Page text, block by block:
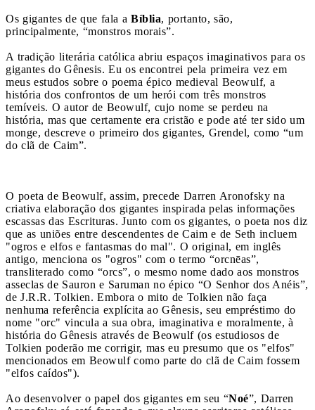
Os gigantes de que fala a Bíblia, portanto, são,
principalmente, “monstros morais”.
A tradição literária católica abriu espaços imaginativos para os
gigantes do Gênesis. Eu os encontrei pela primeira vez em
meus estudos sobre o poema épico medieval Beowulf, a
história dos confrontos de um herói com três monstros
temíveis. O autor de Beowulf, cujo nome se perdeu na
história, mas que certamente era cristão e pode até ter sido um
monge, descreve o primeiro dos gigantes, Grendel, como “um
do clã de Caim”.
O poeta de Beowulf, assim, precede Darren Aronofsky na
criativa elaboração dos gigantes inspirada pelas informações
escassas das Escrituras. Junto com os gigantes, o poeta nos diz
que as uniões entre descendentes de Caim e de Seth incluem
"ogros e elfos e fantasmas do mal". O original, em inglês
antigo, menciona os "ogros" com o termo “orcnēas”,
transliterado como “orcs”, o mesmo nome dado aos monstros
asseclas de Sauron e Saruman no épico “O Senhor dos Anéis”,
de J.R.R. Tolkien. Embora o mito de Tolkien não faça
nenhuma referência explícita ao Gênesis, seu empréstimo do
nome "orc" vincula a sua obra, imaginativa e moralmente, à
história do Gênesis através de Beowulf (os estudiosos de
Tolkien poderão me corrigir, mas eu presumo que os "elfos"
mencionados em Beowulf como parte do clã de Caim fossem
"elfos caídos").
Ao desenvolver o papel dos gigantes em seu “Noé”, Darren